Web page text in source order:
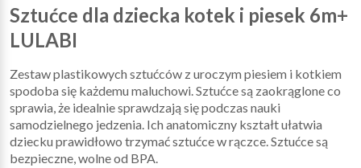
Sztućce dla dziecka kotek i piesek 6m+
LULABI
Zestaw plastikowych sztućców z uroczym piesiem i kotkiem
spodoba się każdemu maluchowi. Sztućce są zaokrąglone co
sprawia, że idealnie sprawdzają się podczas nauki
samodzielnego jedzenia. Ich anatomiczny kształt ułatwia
dziecku prawidłowo trzymać sztućce w rączce. Sztućce są
bezpieczne, wolne od BPA.